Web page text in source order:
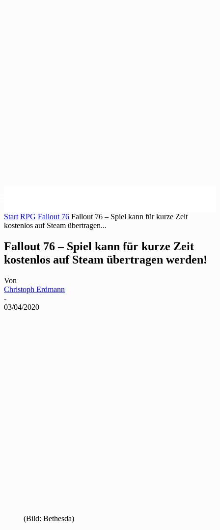
Start RPG Fallout 76 Fallout 76 – Spiel kann für kurze Zeit
kostenlos auf Steam übertragen...
Fallout 76 – Spiel kann für kurze Zeit
kostenlos auf Steam übertragen werden!
Von
Christoph Erdmann
-
03/04/2020
(Bild: Bethesda)